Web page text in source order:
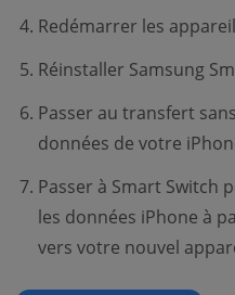
Redémarrer les
Réinstaller Samsung
Passer au transfert
données de votre
Passer à Smart Switch
les données iPhone à
vers votre nouvel